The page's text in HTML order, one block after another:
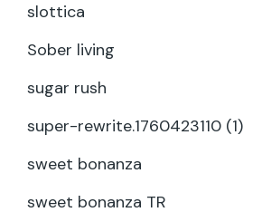
slottica
Sober living
sugar rush
super-rewrite.1760423110 (1)
sweet bonanza
sweet bonanza TR